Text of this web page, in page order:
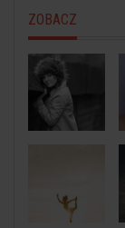
ZOBACZ